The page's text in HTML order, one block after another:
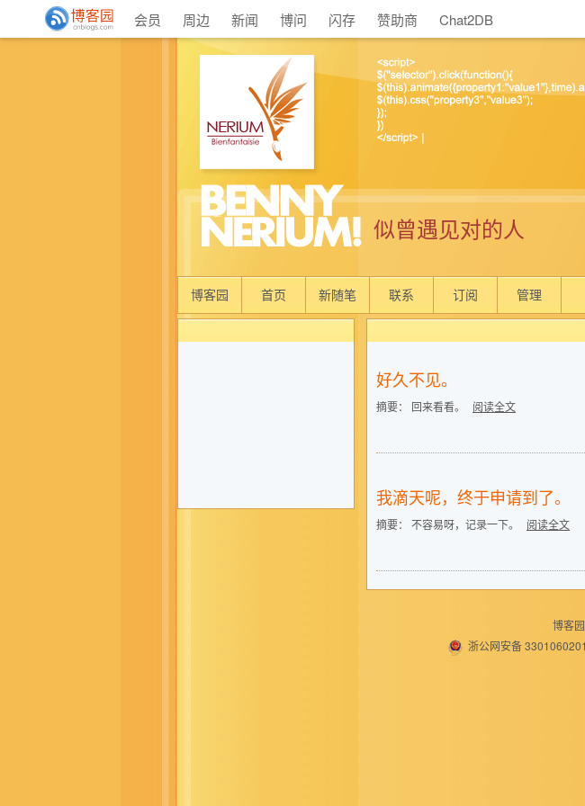
会员 周边 新闻 博问 闪存 赞助商 Chat2DB
似曾遇见对的人
博客园 首页 新随笔 联系 订阅 管理
好久不见。
摘要： 回来看看。
阅读全文
我滴天呢，终于申请到了。
摘要： 不容易呀，记录一下。
阅读全文
博客园
浙公网安备